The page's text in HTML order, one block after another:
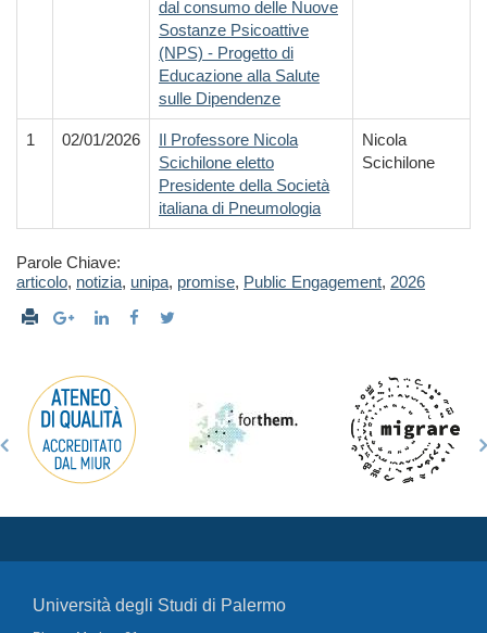
dal consumo delle Nuove
Sostanze Psicoattive
(NPS) - Progetto di
Educazione alla Salute
sulle Dipendenze
1 02/01/2026
Il Professore Nicola
Scichilone eletto
Presidente della Società
italiana di Pneumologia
Nicola
Scichilone
Parole Chiave:
articolo, notizia, unipa, promise, Public Engagement, 2026
Università degli Studi di Palermo